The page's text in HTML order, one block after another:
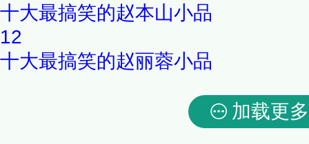
十大最搞笑的赵本山小品
12
十大最搞笑的赵丽蓉小品
加载更多